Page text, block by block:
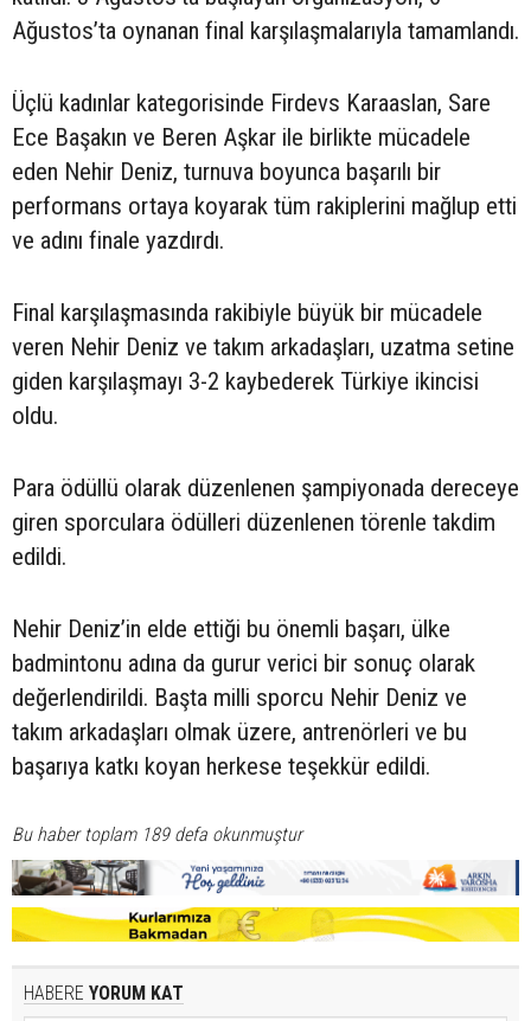
Ağustos’ta oynanan final karşılaşmalarıyla tamamlandı.
Üçlü kadınlar kategorisinde Firdevs Karaaslan, Sare
Ece Başakın ve Beren Aşkar ile birlikte mücadele
eden Nehir Deniz, turnuva boyunca başarılı bir
performans ortaya koyarak tüm rakiplerini mağlup etti
ve adını finale yazdırdı.
Final karşılaşmasında rakibiyle büyük bir mücadele
veren Nehir Deniz ve takım arkadaşları, uzatma setine
giden karşılaşmayı 3-2 kaybederek Türkiye ikincisi
oldu.
Para ödüllü olarak düzenlenen şampiyonada dereceye
giren sporculara ödülleri düzenlenen törenle takdim
edildi.
Nehir Deniz’in elde ettiği bu önemli başarı, ülke
badmintonu adına da gurur verici bir sonuç olarak
değerlendirildi. Başta milli sporcu Nehir Deniz ve
takım arkadaşları olmak üzere, antrenörleri ve bu
başarıya katkı koyan herkese teşekkür edildi.
Bu haber toplam 189 defa okunmuştur
HABERE YORUM KAT